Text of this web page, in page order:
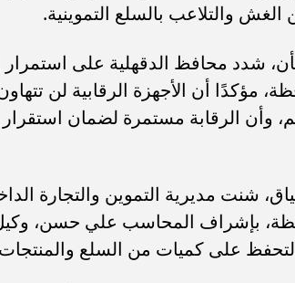
الغش والتلاعب بالسلع التموينية.
شدد محافظ الدقهلية على استمرار
مؤكدًا أن الأجهزة الرقابية لن
وأن الرقابة مستمرة لضمان
شنت مديرية التموين والتجارة
بإشراف المحاسب علي حسن،
على كميات من السلع